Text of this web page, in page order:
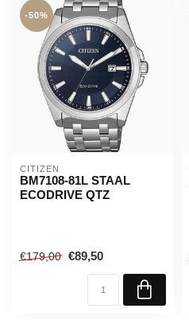
-50%
CITIZEN
BM7108-81L STAAL
ECODRIVE QTZ
€179,00 €89,50